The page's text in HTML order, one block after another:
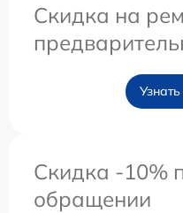
Скидка на
Скидка -10%
обращении